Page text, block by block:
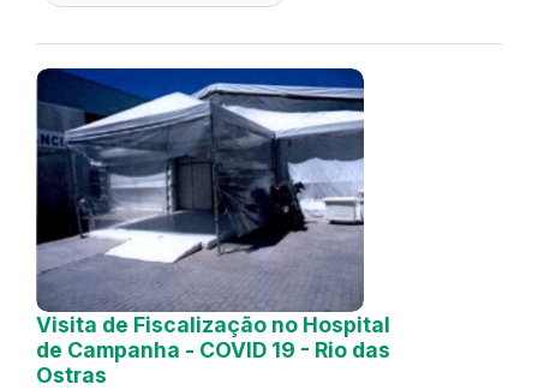
Visita de Fiscalização no Hospital
de Campanha - COVID 19 - Rio das
Ostras